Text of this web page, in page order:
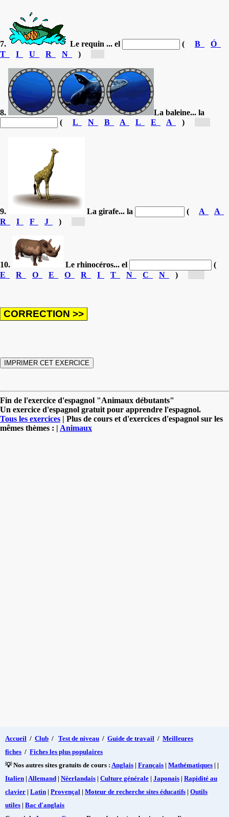
7. Le requin ... el ( B
Ó
T
I U R N )
8.
La baleine... la
(
L N B A L E A )
9. La girafe... la ( A
A
R
I F J )
10. Le rhinocéros... el
(
E
R O E O R I T N C N )
Fin de l'exercice d'espagnol "Animaux débutants"
Un exercice d'espagnol gratuit pour apprendre l'espagnol.
Tous les exercices | Plus de cours et d'exercices d'espagnol sur les
mêmes thèmes : | Animaux
Accueil / Club / Test de niveau / Guide de travail / Meilleures
fiches / Fiches les plus populaires
💡 Nos autres sites gratuits de cours : Anglais | Français | Mathématiques | |
Italien | Allemand | Néerlandais | Culture générale | Japonais | Rapidité au
clavier | Latin | Provençal | Moteur de recherche sites éducatifs | Outils
utiles | Bac d'anglais